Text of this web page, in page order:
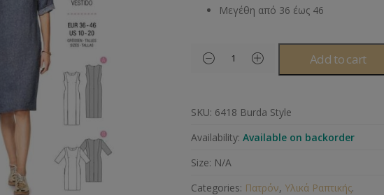
Άλλα Υλικά
Μεγέθη από 36 έως 46
Add to cart
SKU: 6418 Burda Style
Availability: Available on backorder
Size: N/A
Categories: Πατρόν, Υλικά Ραπτικής.